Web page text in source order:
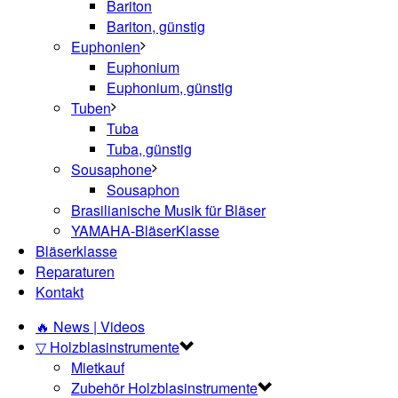
Bariton
Bariton, günstig
Euphonien
Euphonium
Euphonium, günstig
Tuben
Tuba
Tuba, günstig
Sousaphone
Sousaphon
Brasilianische Musik für Bläser
YAMAHA-BläserKlasse
Bläserklasse
Reparaturen
Kontakt
🔥 News | Videos
▽ Holzblasinstrumente
Mietkauf
Zubehör Holzblasinstrumente